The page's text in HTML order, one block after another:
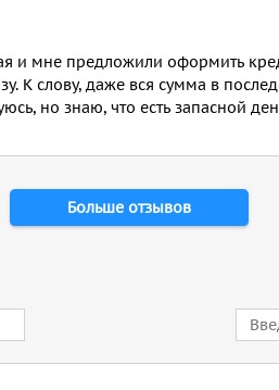
и мне предложили оформить
К слову, даже вся сумма в
но знаю, что есть запасной
Больше отзывов
E-